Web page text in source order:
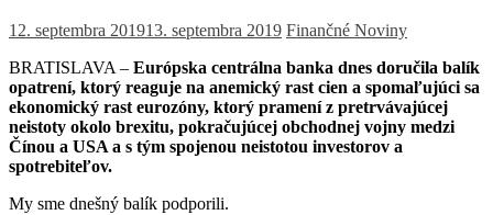
12. septembra 201913. septembra 2019 Finančné Noviny
BRATISLAVA – Európska centrálna banka dnes doručila balík
opatrení, ktorý reaguje na anemický rast cien a spomaľujúci sa
ekonomický rast eurozóny, ktorý pramení z pretrvávajúcej
neistoty okolo brexitu, pokračujúcej obchodnej vojny medzi
Čínou a USA a s tým spojenou neistotou investorov a
spotrebiteľov.
My sme dnešný balík podporili.